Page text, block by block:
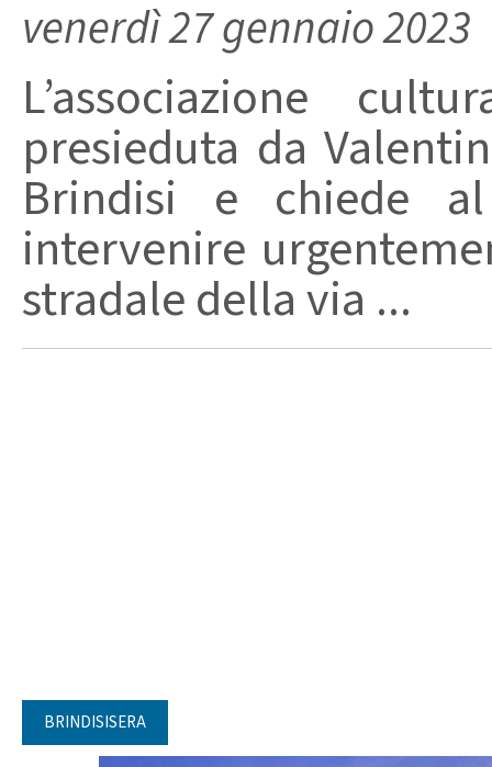
venerdì 27 gennaio 2023
L’associazione
presieduta da
Brindisi e chiede
intervenire
stradale della via ...
BRINDISISERA